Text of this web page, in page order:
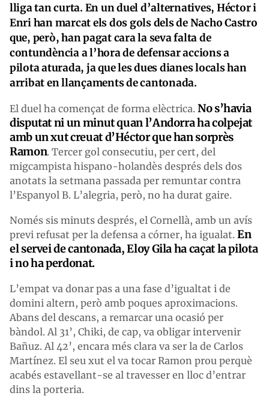
lliga tan curta. En un duel d’alternatives, Héctor i
Enri han marcat els dos gols dels de Nacho Castro
que, però, han pagat cara la seva falta de
contundència a l’hora de defensar accions a
pilota aturada, ja que les dues dianes locals han
arribat en llançaments de cantonada.
El duel ha començat de forma elèctrica. No s’havia
disputat ni un minut quan l’Andorra ha colpejat
amb un xut creuat d’Héctor que han sorprès
Ramon. Tercer gol consecutiu, per cert, del
migcampista hispano-holandès després dels dos
anotats la setmana passada per remuntar contra
l’Espanyol B. L’alegria, però, no ha durat gaire.
Només sis minuts després, el Cornellà, amb un avís
previ refusat per la defensa a córner, ha igualat. En
el servei de cantonada, Eloy Gila ha caçat la pilota
i no ha perdonat.
L’empat va donar pas a una fase d’igualtat i de
domini altern, però amb poques aproximacions.
Abans del descans, a remarcar una ocasió per
bàndol. Al 31’, Chiki, de cap, va obligar intervenir
Bañuz. Al 42’, encara més clara va ser la de Carlos
Martínez. El seu xut el va tocar Ramon prou perquè
acabés estavellant-se al travesser en lloc d’entrar
dins la porteria.